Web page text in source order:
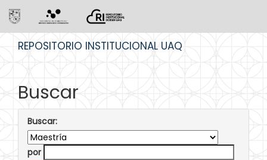
REPOSITORIO INSTITUCIONAL UAQ
Buscar
Buscar:
por